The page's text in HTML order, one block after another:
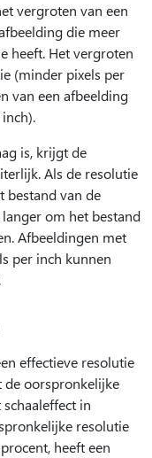
vergroten van een
die meer
heeft. Het vergroten
(minder pixels per
van een afbeelding
is, krijgt de
Als de resolutie
bestand van de
om het bestand
Afbeeldingen met
per inch kunnen
effectieve resolutie
oorspronkelijke
in
resolutie
heeft een